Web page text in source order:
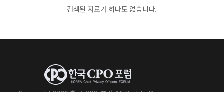
검색된 자료가 하나도 없습니다.